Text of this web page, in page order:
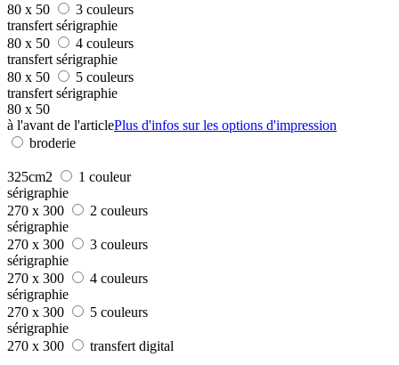
80 x 50
3 couleurs
transfert sérigraphie
80 x 50
4 couleurs
transfert sérigraphie
80 x 50
5 couleurs
transfert sérigraphie
80 x 50
à l'avant de l'articlePlus d'infos sur les options d'impression
broderie
325cm2
1 couleur
sérigraphie
270 x 300
2 couleurs
sérigraphie
270 x 300
3 couleurs
sérigraphie
270 x 300
4 couleurs
sérigraphie
270 x 300
5 couleurs
sérigraphie
270 x 300
transfert digital